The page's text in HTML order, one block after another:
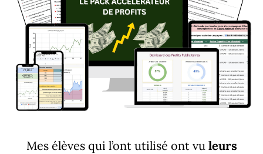
Mes élèves qui l’ont utilisé ont vu leurs